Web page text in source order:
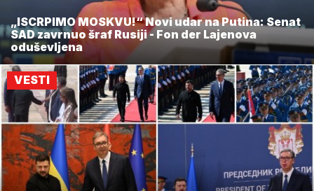
„ISCRPIMO MOSKVU!“ Novi udar na Putina: Senat
SAD zavrnuo šraf Rusiji - Fon der Lajenova
oduševljena
VESTI